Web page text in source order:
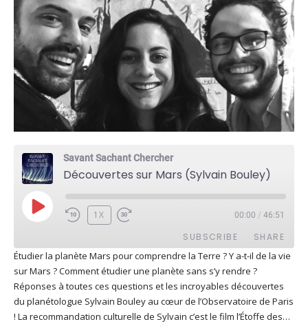
Savant Sachant Chercher
Découvertes sur Mars (Sylvain Bouley)
PLAY
EPISODE
1X 00:00 / 46:51
SUBSCRIBE SHARE
Apple Podcasts Deezer
Google Play PocketCasts
Podcast Addict RSS
SHARE
LINK
Étudier la planète Mars pour comprendre la Terre ? Y a-t-il de la vie
sur Mars ? Comment étudier une planète sans s’y rendre ?
Réponses à toutes ces questions et les incroyables découvertes
du planétologue Sylvain Bouley au cœur de l’Observatoire de Paris
! La recommandation culturelle de Sylvain c’est le film l’Étoffe des…